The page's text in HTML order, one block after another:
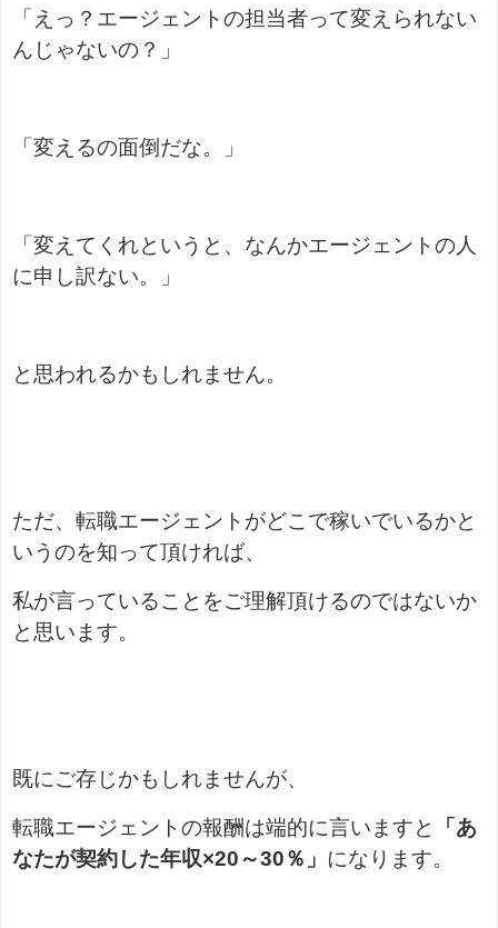
「えっ？エージェントの担当者って変えられない
んじゃないの？」
「変えるの面倒だな。」
「変えてくれというと、なんかエージェントの人
に申し訳ない。」
と思われるかもしれません。
ただ、転職エージェントがどこで稼いでいるかと
いうのを知って頂ければ、
私が言っていることをご理解頂けるのではないか
と思います。
既にご存じかもしれませんが、
転職エージェントの報酬は端的に言いますと
「あ
なたが契約した年収×20～30％」 になります。